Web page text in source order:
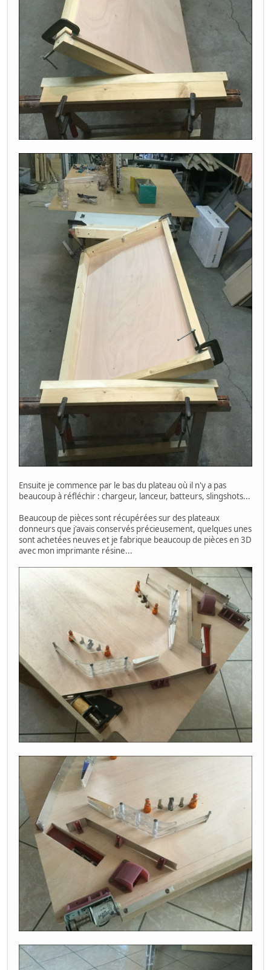
Ensuite je commence par le bas du plateau où il n'y a pas
beaucoup à réfléchir : chargeur, lanceur, batteurs, slingshots...
Beaucoup de pièces sont récupérées sur des plateaux
donneurs que j'avais conservés précieusement, quelques unes
sont achetées neuves et je fabrique beaucoup de pièces en 3D
avec mon imprimante résine...